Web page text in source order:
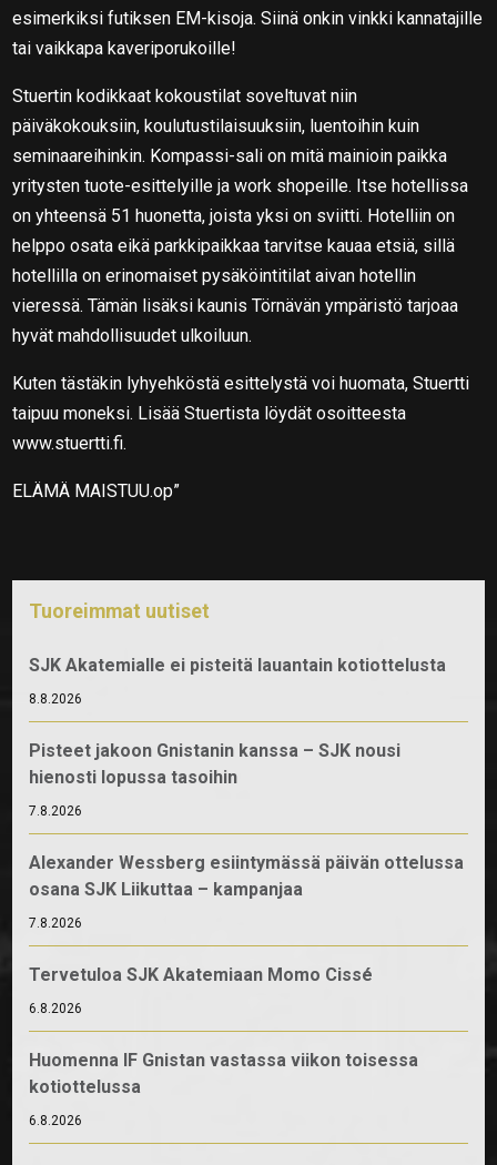
esimerkiksi futiksen EM-kisoja. Siinä onkin vinkki kannatajille
tai vaikkapa kaveriporukoille!
Stuertin kodikkaat kokoustilat soveltuvat niin
päiväkokouksiin, koulutustilaisuuksiin, luentoihin kuin
seminaareihinkin. Kompassi-sali on mitä mainioin paikka
yritysten tuote-esittelyille ja work shopeille. Itse hotellissa
on yhteensä 51 huonetta, joista yksi on sviitti. Hotelliin on
helppo osata eikä parkkipaikkaa tarvitse kauaa etsiä, sillä
hotellilla on erinomaiset pysäköintitilat aivan hotellin
vieressä. Tämän lisäksi kaunis Törnävän ympäristö tarjoaa
hyvät mahdollisuudet ulkoiluun.
Kuten tästäkin lyhyehköstä esittelystä voi huomata, Stuertti
taipuu moneksi. Lisää Stuertista löydät osoitteesta
www.stuertti.fi.
ELÄMÄ MAISTUU.op”
Tuoreimmat uutiset
SJK Akatemialle ei pisteitä lauantain kotiottelusta
8.8.2026
Pisteet jakoon Gnistanin kanssa – SJK nousi
hienosti lopussa tasoihin
7.8.2026
Alexander Wessberg esiintymässä päivän ottelussa
osana SJK Liikuttaa – kampanjaa
7.8.2026
Tervetuloa SJK Akatemiaan Momo Cissé
6.8.2026
Huomenna IF Gnistan vastassa viikon toisessa
kotiottelussa
6.8.2026